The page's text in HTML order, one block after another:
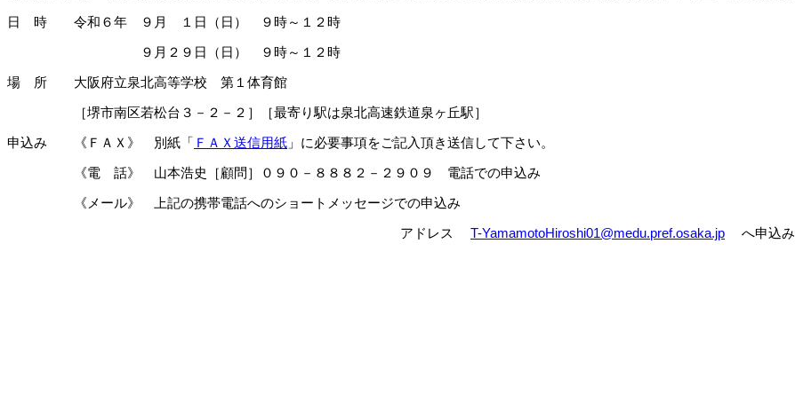
日 時 令和６年 ９月 １日（日） ９時～１２時
９月２９日（日） ９時～１２時
場 所 大阪府立泉北高等学校 第１体育館
［堺市南区若松台３－２－２］［最寄り駅は泉北高速鉄道泉ヶ丘駅］
申込み 《ＦＡＸ》 別紙「 ＦＡＸ送信用紙 」に必要事項をご記入頂き送信して下さい。
《電 話》 山本浩史［顧問］０９０－８８８２－２９０９ 電話での申込み
《メール》 上記の携帯電話へのショートメッセージでの申込み
アドレス T-YamamotoHiroshi01@medu.pref.osaka.jp へ申込み